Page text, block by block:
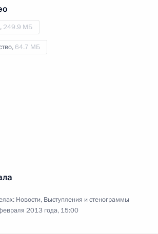
249.9 МБ
64.7 МБ
Новости, Выступления и стенограммы
2013 года, 15:00